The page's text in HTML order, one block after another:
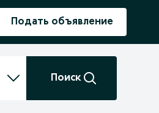
Подать объявление
Поиск